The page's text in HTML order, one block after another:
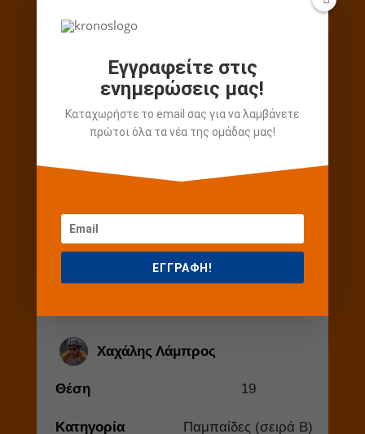
Κατηγορία
Πετρήχος Δημήτριος
Θέση 5
Παπαποστόλου
Κωνσταντίνος
Χαχάλης Λάμπρος
Θέση 19
Κατηγορία Παμπαίδες (σειρά Β)
Εγγραφείτε στις
ενημερώσεις μας!
Καταχωρήστε το email σας για να λαμβάνετε
πρώτοι όλα τα νέα της ομάδας μας!
ΕΓΓΡΑΦΗ!